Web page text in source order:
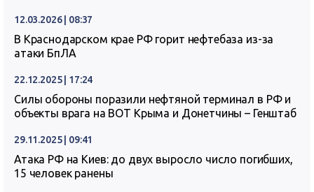
12.03.2026 | 08:37
В Краснодарском крае РФ горит нефтебаза из-за
атаки БпЛА
22.12.2025 | 17:24
Силы обороны поразили нефтяной терминал в РФ и
объекты врага на ВОТ Крыма и Донетчины – Генштаб
29.11.2025 | 09:41
Атака РФ на Киев: до двух выросло число погибших,
15 человек ранены